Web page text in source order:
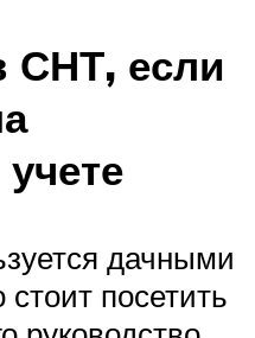
СНТ, если
дачными
посетить